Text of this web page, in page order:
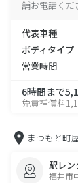
舗お電話くだ
代表車種
ボディタイプ
営業時間
6時間まで
免責補償料
まつもと町
駅レン
福井市